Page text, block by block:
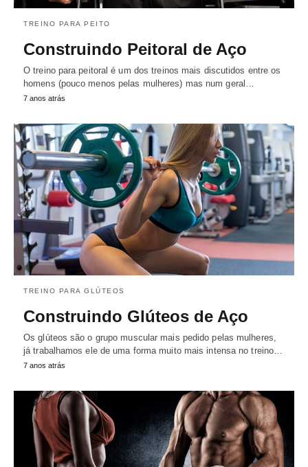
TREINO PARA PEITO
Construindo Peitoral de Aço
O treino para peitoral é um dos treinos mais discutidos entre os
homens (pouco menos pelas mulheres) mas num geral…
7 anos atrás
TREINO PARA GLÚTEOS
Construindo Glúteos de Aço
Os glúteos são o grupo muscular mais pedido pelas mulheres,
já trabalhamos ele de uma forma muito mais intensa no treino…
7 anos atrás